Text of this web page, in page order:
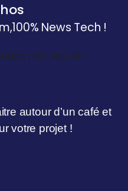
100% News Tech !
non trouvé !
autour d’un café et
votre projet !